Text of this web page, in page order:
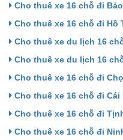
Cho thuê xe 16 chỗ đi
Cho thuê xe 16 chỗ đi Hồ
Cho thuê xe du lịch 16
Cho thuê xe du lịch 16
Cho thuê xe 16 chỗ đi
Cho thuê xe 16 chỗ đi Cái
Cho thuê xe 16 chỗ đi
Cho thuê xe 16 chỗ đi